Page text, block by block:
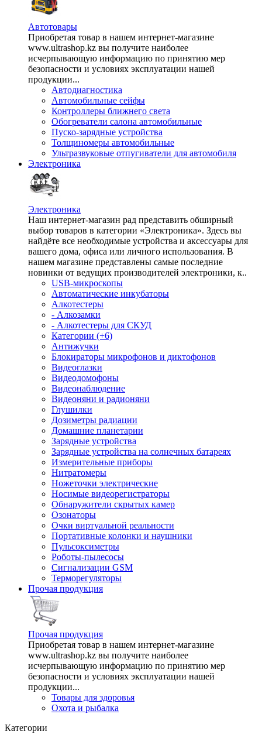
Автотовары
Приобретая товар в нашем интернет-магазине
www.ultrashop.kz вы получите наиболее
исчерпывающую информацию по принятию мер
безопасности и условиях эксплуатации нашей
продукции...
Автодиагностика
Автомобильные сейфы
Контроллеры ближнего света
Обогреватели салона автомобильные
Пуско-зарядные устройства
Толщиномеры автомобильные
Ультразвуковые отпугиватели для автомобиля
Электроника
Электроника
Наш интернет-магазин рад представить обширный
выбор товаров в категории «Электроника». Здесь вы
найдёте все необходимые устройства и аксессуары для
вашего дома, офиса или личного использования. В
нашем магазине представлены самые последние
новинки от ведущих производителей электроники, к..
USB-микроскопы
Автоматические инкубаторы
Алкотестеры
- Алкозамки
- Алкотестеры для СКУД
Категории (+6)
Антижучки
Блокираторы микрофонов и диктофонов
Видеоглазки
Видеодомофоны
Видеонаблюдение
Видеоняни и радионяни
Глушилки
Дозиметры радиации
Домашние планетарии
Зарядные устройства
Зарядные устройства на солнечных батареях
Измерительные приборы
Нитратомеры
Ножеточки электрические
Носимые видеорегистраторы
Обнаружители скрытых камер
Озонаторы
Очки виртуальной реальности
Портативные колонки и наушники
Пульсоксиметры
Роботы-пылесосы
Сигнализации GSM
Терморегуляторы
Прочая продукция
Прочая продукция
Приобретая товар в нашем интернет-магазине
www.ultrashop.kz вы получите наиболее
исчерпывающую информацию по принятию мер
безопасности и условиях эксплуатации нашей
продукции...
Товары для здоровья
Охота и рыбалка
Категории